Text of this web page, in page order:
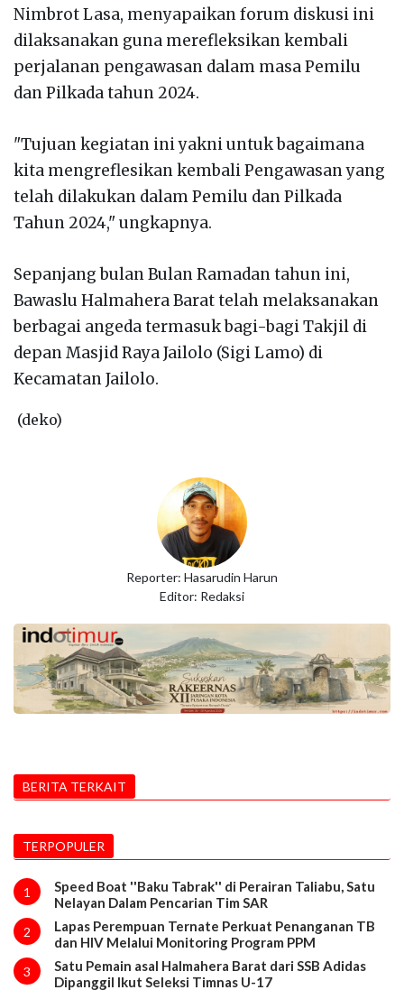
Nimbrot Lasa, menyapaikan forum diskusi ini
dilaksanakan guna merefleksikan kembali
perjalanan pengawasan dalam masa Pemilu
dan Pilkada tahun 2024.
"Tujuan kegiatan ini yakni untuk bagaimana
kita mengreflesikan kembali Pengawasan yang
telah dilakukan dalam Pemilu dan Pilkada
Tahun 2024," ungkapnya.
Sepanjang bulan Bulan Ramadan tahun ini,
Bawaslu Halmahera Barat telah melaksanakan
berbagai angeda termasuk bagi-bagi Takjil di
depan Masjid Raya Jailolo (Sigi Lamo) di
Kecamatan Jailolo.
(deko)
Reporter: Hasarudin Harun
Editor: Redaksi
BERITA TERKAIT
TERPOPULER
1
Speed Boat ''Baku Tabrak'' di Perairan Taliabu, Satu
Nelayan Dalam Pencarian Tim SAR
2
Lapas Perempuan Ternate Perkuat Penanganan TB
dan HIV Melalui Monitoring Program PPM
3
Satu Pemain asal Halmahera Barat dari SSB Adidas
Dipanggil Ikut Seleksi Timnas U-17